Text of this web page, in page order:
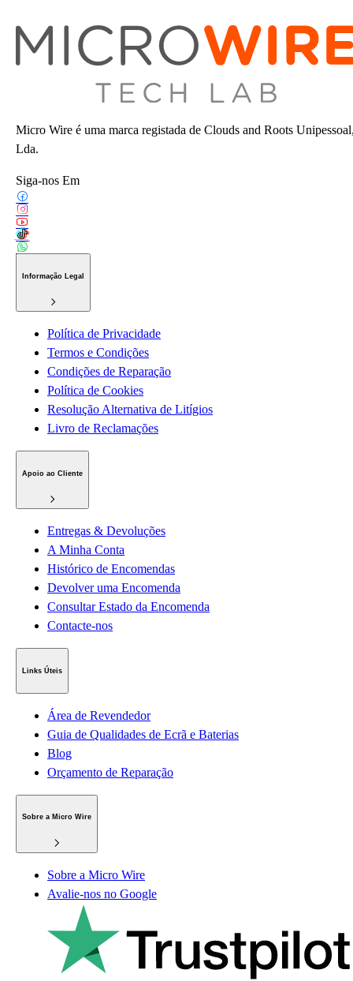
Micro Wire é uma marca registada de Clouds and Roots
Lda.
Siga-nos Em
Informação Legal
Política de Privacidade
Termos e Condições
Condições de Reparação
Política de Cookies
Resolução Alternativa de Litígios
Livro de Reclamações
Apoio ao Cliente
Entregas & Devoluções
A Minha Conta
Histórico de Encomendas
Devolver uma Encomenda
Consultar Estado da Encomenda
Contacte-nos
Links Úteis
Área de Revendedor
Guia de Qualidades de Ecrã e Baterias
Blog
Orçamento de Reparação
Sobre a Micro Wire
Sobre a Micro Wire
Avalie-nos no Google